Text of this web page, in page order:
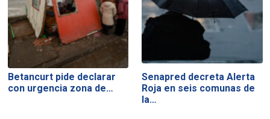
Betancurt pide declarar
con urgencia zona de…
Senapred decreta Alerta
Roja en seis comunas de
la…